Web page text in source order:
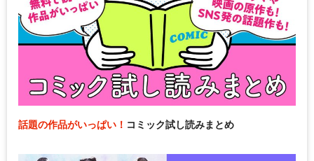
話題の作品がいっぱい！ コミック試し読みまとめ